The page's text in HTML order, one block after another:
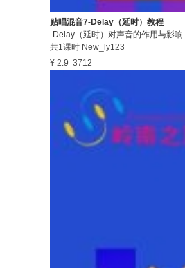
贴唱混音7-Delay（延时）教程
-Delay（延时）对声音的作用与影
共1课时 New_ly123
¥ 2.9 3712